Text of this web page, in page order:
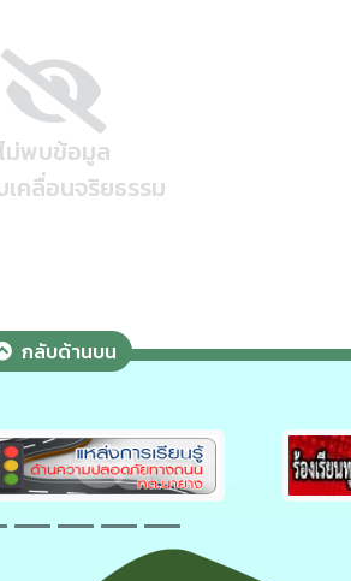
รัพยากรบุคคล